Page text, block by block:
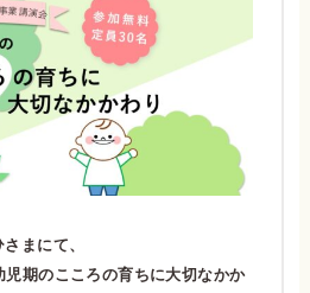
まにて、
児期のこころの育ちに大切なかか